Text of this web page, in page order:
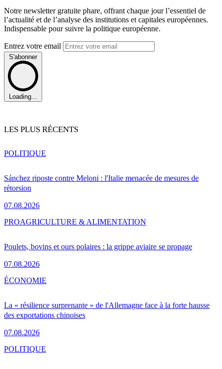
Notre newsletter gratuite phare, offrant chaque jour l’essentiel de
l’actualité et de l’analyse des institutions et capitales européennes.
Indispensable pour suivre la politique européenne.
Entrez votre email
S'abonner
Loading...
LES PLUS RÉCENTS
Sánchez riposte contre Meloni : l'Italie menacée de mesures de
rétorsion
07.08.2026
POLITIQUE
Poulets, bovins et ours polaires : la grippe aviaire se propage
07.08.2026
PROAGRICULTURE & ALIMENTATION
La « résilience surprenante » de l'Allemagne face à la forte hausse
des exportations chinoises
07.08.2026
ÉCONOMIE
POLITIQUE